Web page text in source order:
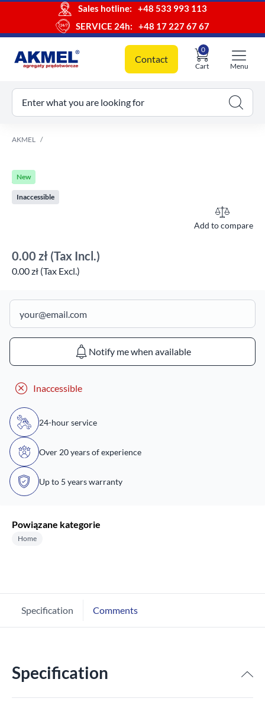
Sales hotline:
+48 533 993 113
SERVICE 24h:
+48 17 227 67 67
Contact
Cart
0
cart
Menu
Enter what you are looking for
AKMEL
New
Inaccessible
Add to compare
0.00 zł (Tax Incl.)
0.00 zł (Tax Excl.)
Notify me when available
Inaccessible
24-hour service
Over 20 years of experience
Up to 5 years warranty
Powiązane kategorie
Home
Specification Comments
Specification